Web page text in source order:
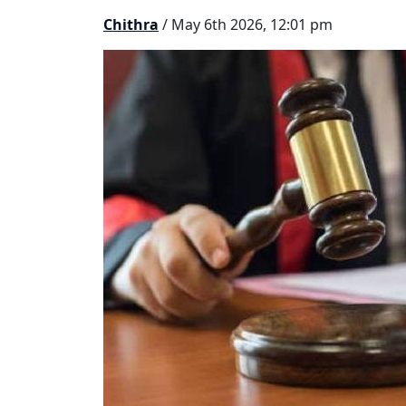
Chithra / May 6th 2026, 12:01 pm